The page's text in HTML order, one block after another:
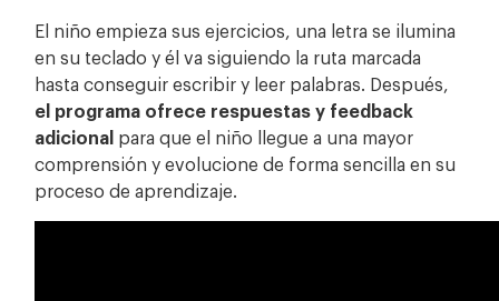
El niño empieza sus ejercicios, una letra se ilumina
en su teclado y él va siguiendo la ruta marcada
hasta conseguir escribir y leer palabras. Después,
el programa ofrece respuestas y feedback
adicional para que el niño llegue a una mayor
comprensión y evolucione de forma sencilla en su
proceso de aprendizaje.